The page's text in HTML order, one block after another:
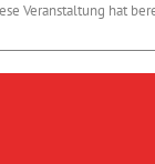
Veranstaltung hat